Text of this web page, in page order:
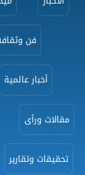
فن
أخبار عالمية
مقالات ورأى
تحقيقات وتقارير